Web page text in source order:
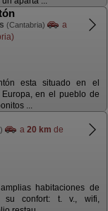
(Cantabria)
a
esta situado en el
en el pueblo de
...
a 20 km de
habitaciones de
su confort: t. v., wifi,